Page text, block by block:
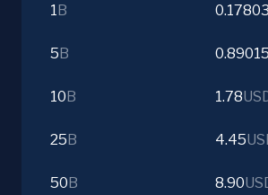
1 B 0.17803
5 B 0.89015
10 B 1.78
25 B 4.45
50 B 8.90